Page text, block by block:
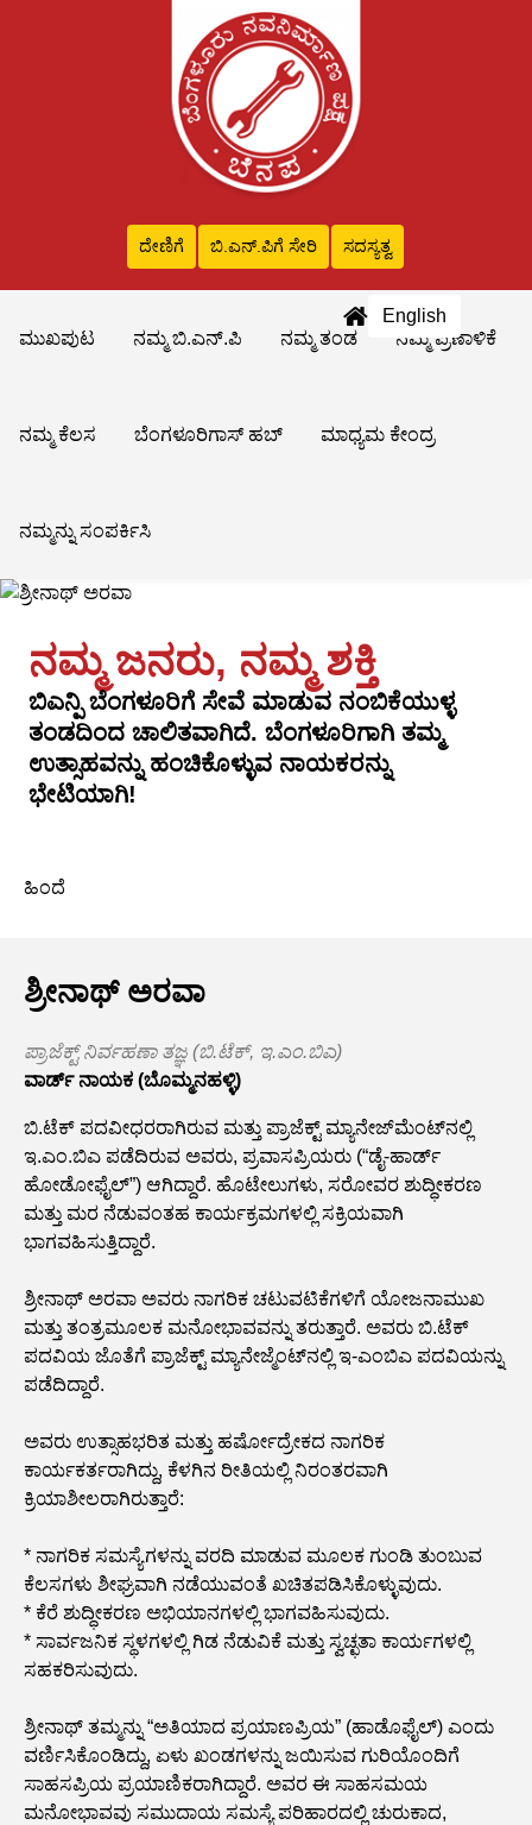
ದೇಣಿಗೆ ಬಿ.ಎನ್‌.ಪಿಗೆ ಸೇರಿ ಸದಸ್ಯತ್ವ
English
ಮುಖಪುಟ
ನಮ್ಮ ಬಿ.ಎನ್.ಪಿ ನಮ್ಮ ತಂಡ ನಮ್ಮ ಪ್ರಣಾಳಿಕೆ
ನಮ್ಮ ಕೆಲಸ ಬೆಂಗಳೂರಿಗಾಸ್ ಹಬ್ ಮಾಧ್ಯಮ ಕೇಂದ್ರ
ನಮ್ಮನ್ನು ಸಂಪರ್ಕಿಸಿ
ನಮ್ಮ ಜನರು, ನಮ್ಮ ಶಕ್ತಿ
ಬಿಎನ್ಪಿ ಬೆಂಗಳೂರಿಗೆ ಸೇವೆ ಮಾಡುವ ನಂಬಿಕೆಯುಳ್ಳ
ತಂಡದಿಂದ ಚಾಲಿತವಾಗಿದೆ. ಬೆಂಗಳೂರಿಗಾಗಿ ತಮ್ಮ
ಉತ್ಸಾಹವನ್ನು ಹಂಚಿಕೊಳ್ಳುವ ನಾಯಕರನ್ನು
ಭೇಟಿಯಾಗಿ!
ಹಿಂದೆ
ಶ್ರೀನಾಥ್ ಅರವಾ
ಪ್ರಾಜೆಕ್ಟ್ ನಿರ್ವಹಣಾ ತಜ್ಞ (ಬಿ.ಟೆಕ್, ಇ.ಎಂ.ಬಿಎ)
ವಾರ್ಡ್ ನಾಯಕ (ಬೊಮ್ಮನಹಳ್ಳಿ)
ಬಿ.ಟೆಕ್ ಪದವೀಧರರಾಗಿರುವ ಮತ್ತು ಪ್ರಾಜೆಕ್ಟ್ ಮ್ಯಾನೇಜ್‌ಮೆಂಟ್‌ನಲ್ಲಿ
ಇ.ಎಂ.ಬಿಎ ಪಡೆದಿರುವ ಅವರು, ಪ್ರವಾಸಪ್ರಿಯರು (“ಡೈ-ಹಾರ್ಡ್
ಹೋಡೋಫೈಲ್”) ಆಗಿದ್ದಾರೆ. ಹೊಟೇಲುಗಳು, ಸರೋವರ ಶುದ್ಧೀಕರಣ
ಮತ್ತು ಮರ ನೆಡುವಂತಹ ಕಾರ್ಯಕ್ರಮಗಳಲ್ಲಿ ಸಕ್ರಿಯವಾಗಿ
ಭಾಗವಹಿಸುತ್ತಿದ್ದಾರೆ.
ಶ್ರೀನಾಥ್ ಅರವಾ ಅವರು ನಾಗರಿಕ ಚಟುವಟಿಕೆಗಳಿಗೆ ಯೋಜನಾಮುಖ
ಮತ್ತು ತಂತ್ರಮೂಲಕ ಮನೋಭಾವವನ್ನು ತರುತ್ತಾರೆ. ಅವರು ಬಿ.ಟೆಕ್
ಪದವಿಯ ಜೊತೆಗೆ ಪ್ರಾಜೆಕ್ಟ್ ಮ್ಯಾನೇಜ್ಮೆಂಟ್‌ನಲ್ಲಿ ಇ-ಎಂಬಿಎ ಪದವಿಯನ್ನು
ಪಡೆದಿದ್ದಾರೆ.
ಅವರು ಉತ್ಸಾಹಭರಿತ ಮತ್ತು ಹರ್ಷೋದ್ರೇಕದ ನಾಗರಿಕ
ಕಾರ್ಯಕರ್ತರಾಗಿದ್ದು, ಕೆಳಗಿನ ರೀತಿಯಲ್ಲಿ ನಿರಂತರವಾಗಿ
ಕ್ರಿಯಾಶೀಲರಾಗಿರುತ್ತಾರೆ:
* ನಾಗರಿಕ ಸಮಸ್ಯೆಗಳನ್ನು ವರದಿ ಮಾಡುವ ಮೂಲಕ ಗುಂಡಿ ತುಂಬುವ
ಕೆಲಸಗಳು ಶೀಘ್ರವಾಗಿ ನಡೆಯುವಂತೆ ಖಚಿತಪಡಿಸಿಕೊಳ್ಳುವುದು.
* ಕೆರೆ ಶುದ್ಧೀಕರಣ ಅಭಿಯಾನಗಳಲ್ಲಿ ಭಾಗವಹಿಸುವುದು.
* ಸಾರ್ವಜನಿಕ ಸ್ಥಳಗಳಲ್ಲಿ ಗಿಡ ನೆಡುವಿಕೆ ಮತ್ತು ಸ್ವಚ್ಛತಾ ಕಾರ್ಯಗಳಲ್ಲಿ
ಸಹಕರಿಸುವುದು.
ಶ್ರೀನಾಥ್ ತಮ್ಮನ್ನು “ಅತಿಯಾದ ಪ್ರಯಾಣಪ್ರಿಯ” (ಹಾಡೊಫೈಲ್) ಎಂದು
ವರ್ಣಿಸಿಕೊಂಡಿದ್ದು, ಏಳು ಖಂಡಗಳನ್ನು ಜಯಿಸುವ ಗುರಿಯೊಂದಿಗೆ
ಸಾಹಸಪ್ರಿಯ ಪ್ರಯಾಣಿಕರಾಗಿದ್ದಾರೆ. ಅವರ ಈ ಸಾಹಸಮಯ
ಮನೋಭಾವವು ಸಮುದಾಯ ಸಮಸ್ಯೆ ಪರಿಹಾರದಲ್ಲಿ ಚುರುಕಾದ,